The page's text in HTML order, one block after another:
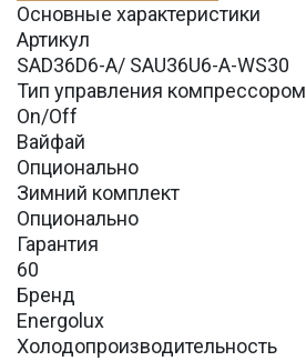
Основные характеристики
Артикул
SAD36D6-A/ SAU36U6-A-WS30
Тип управления компрессором
On/Off
Вайфай
Опционально
Зимний комплект
Опционально
Гарантия
60
Бренд
Energolux
Холодопроизводительность